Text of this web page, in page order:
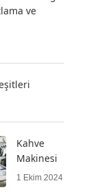
ve
Kahve
Makinesi
1 Ekim 2024